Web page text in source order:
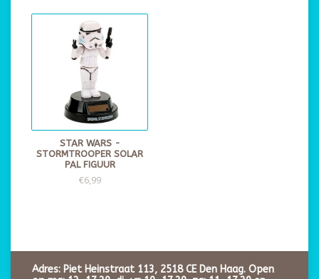
STAR WARS -
STORMTROOPER SOLAR
PAL FIGUUR
€6,99
Adres: Piet Heinstraat 113, 2518 CE Den Haag. Open